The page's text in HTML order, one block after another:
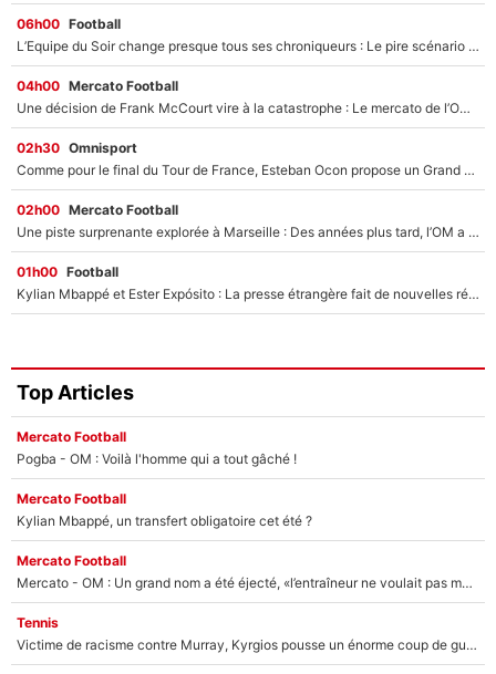
06h00 Football
L’Equipe du Soir change presque tous ses chroniqueurs : Le pire scénario imaginé par l’IA après le départ de Johan Micoud !
04h00 Mercato Football
Une décision de Frank McCourt vire à la catastrophe : Le mercato de l’OM provoque de nouvelles tensions en pleine crise financière !
02h30 Omnisport
Comme pour le final du Tour de France, Esteban Ocon propose un Grand Prix de Formule 1 à Paris : «Autour de l’Arc de Triomphe, ce serait génial» !
02h00 Mercato Football
Une piste surprenante explorée à Marseille : Des années plus tard, l’OM a tenté de faire revenir le joueur qui avait provoqué le départ d’André Villas-Boas !
01h00 Football
Kylian Mbappé et Ester Expósito : La presse étrangère fait de nouvelles révélations sur leurs vacances en amoureux
Top Articles
Mercato Football
Pogba - OM : Voilà l'homme qui a tout gâché !
Mercato Football
Kylian Mbappé, un transfert obligatoire cet été ?
Mercato Football
Mercato - OM : Un grand nom a été éjecté, «l’entraîneur ne voulait pas me conserver»
Tennis
Victime de racisme contre Murray, Kyrgios pousse un énorme coup de gueule !